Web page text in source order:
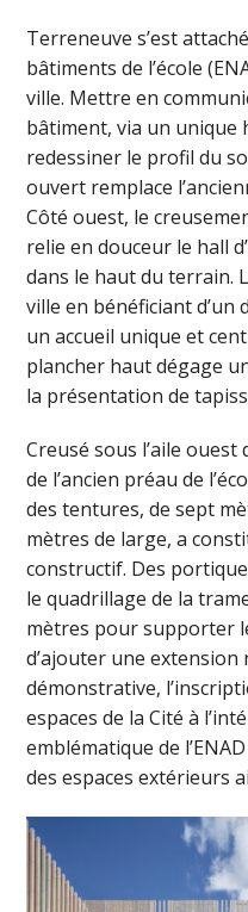
Terreneuve s’est
bâtiments de l’école
ville. Mettre en
bâtiment, via un unique
redessiner le profil du
ouvert remplace
Côté ouest, le
relie en douceur le hall
dans le haut du terrain.
ville en bénéficiant d’un
un accueil unique et
plancher haut dégage
la présentation de
Creusé sous l’aile
de l’ancien préau de
des tentures, de sept
mètres de large, a
constructif. Des
le quadrillage de la
mètres pour supporter
d’ajouter une
démonstrative,
espaces de la Cité à
emblématique de
des espaces extérieurs